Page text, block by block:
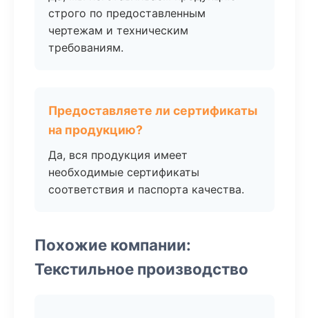
строго по предоставленным
чертежам и техническим
требованиям.
Предоставляете ли сертификаты
на продукцию?
Да, вся продукция имеет
необходимые сертификаты
соответствия и паспорта качества.
Похожие компании:
Текстильное производство